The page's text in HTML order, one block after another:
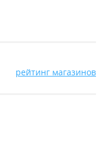
рейтинг магазинов